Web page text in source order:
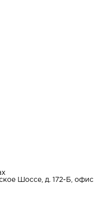
Шоссе, д. 172-Б, офис